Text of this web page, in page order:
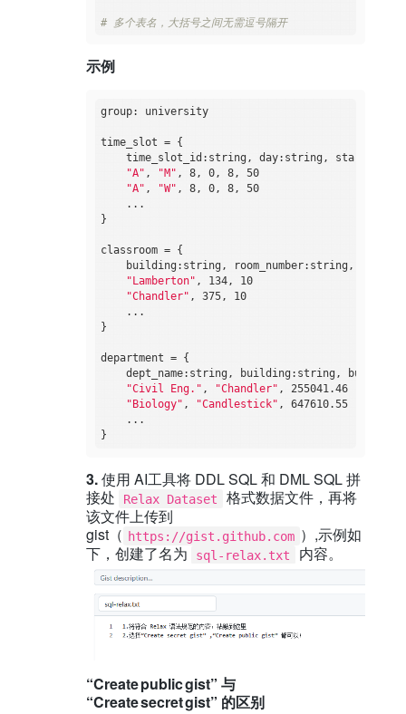
# 多个表名，大括号之间无需逗号隔开
示例
group: university
time_slot = {
time_slot_id:string, day:string,
"A" , "M" , 8, 0, 8, 50
"A" , "W" , 8, 0, 8, 50
    ...
}
classroom = {
building:string, room_number:string,
"Lamberton" , 134, 10
"Chandler" , 375, 10
    ...
}
department = {
dept_name:string, building:string,
"Civil Eng." , "Chandler" , 255041.46
"Biology" , "Candlestick" , 647610.55
    ...
3.使用 AI工具将 DDL SQL 和 DML SQL 拼
接处
Relax Dataset
格式数据文件，再将
该文件上传到
gist（ https://gist.github.com ）,示例如
下，创建了名为
sql-relax.txt 内容。
“Create public gist” 与
“Create secret gist” 的区别